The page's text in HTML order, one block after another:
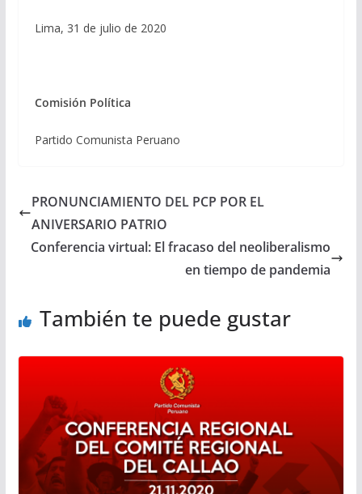
Lima, 31 de julio de 2020
Comisión Política
Partido Comunista Peruano
PRONUNCIAMIENTO DEL PCP POR EL
ANIVERSARIO PATRIO
Conferencia virtual: El fracaso del neoliberalismo
en tiempo de pandemia
También te puede gustar